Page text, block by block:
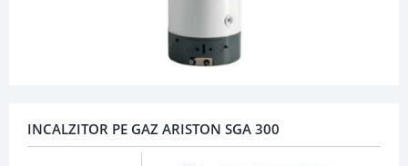
INCALZITOR PE GAZ ARISTON SGA 300